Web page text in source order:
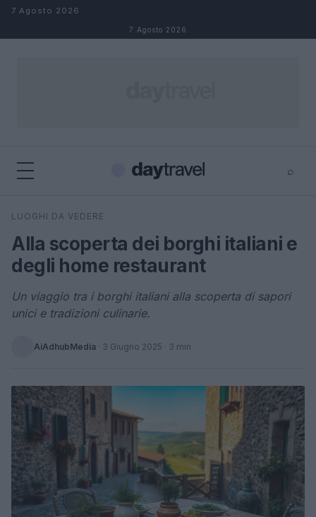
Salta al contenuto
7 Agosto 2026
7 Agosto 2026
⌕
Cerca
LUOGHI DA VEDERE
Alla scoperta dei borghi italiani e
degli home restaurant
Un viaggio tra i borghi italiani alla scoperta di sapori
unici e tradizioni culinarie.
AiAdhubMedia · 3 Giugno 2025 · 3 min